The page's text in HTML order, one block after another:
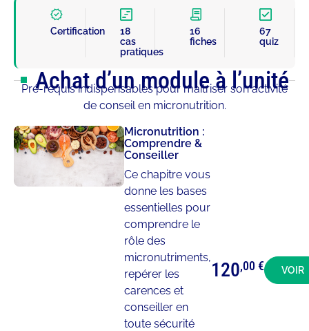
Certification
18
cas
pratiques
16
fiches
67
quiz
Achat d’un module à l’unité
Pré-requis indispensables pour maîtriser son activité
de conseil en micronutrition.
Micronutrition :
Comprendre &
Conseiller
Ce chapitre vous
donne les bases
essentielles pour
comprendre le
rôle des
micronutriments,
repérer les
carences et
conseiller en
toute sécurité
120,00 € VOIR